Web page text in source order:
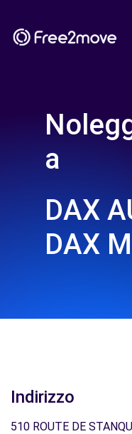
a
DAX
DAX
Indirizzo
510 ROUTE DE